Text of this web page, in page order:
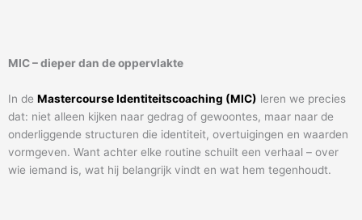
MIC – dieper dan de oppervlakte
In de Mastercourse Identiteitscoaching (MIC) leren we precies
dat: niet alleen kijken naar gedrag of gewoontes, maar naar de
onderliggende structuren die identiteit, overtuigingen en waarden
vormgeven. Want achter elke routine schuilt een verhaal – over
wie iemand is, wat hij belangrijk vindt en wat hem tegenhoudt.